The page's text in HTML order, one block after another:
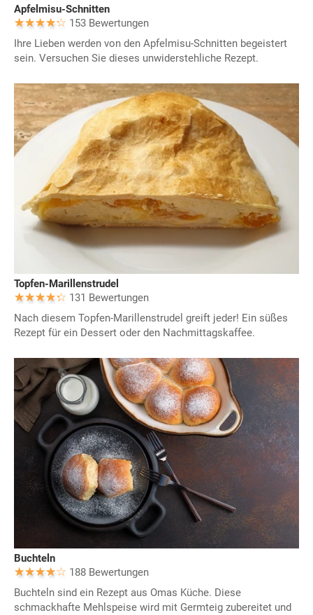
Apfelmisu-Schnitten
153 Bewertungen
Ihre Lieben werden von den Apfelmisu-Schnitten begeistert
sein. Versuchen Sie dieses unwiderstehliche Rezept.
Topfen-Marillenstrudel
131 Bewertungen
Nach diesem Topfen-Marillenstrudel greift jeder! Ein süßes
Rezept für ein Dessert oder den Nachmittagskaffee.
Buchteln
188 Bewertungen
Buchteln sind ein Rezept aus Omas Küche. Diese
schmackhafte Mehlspeise wird mit Germteig zubereitet und